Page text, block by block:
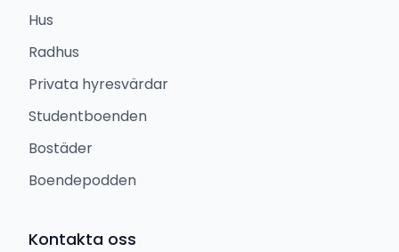
Hus
Radhus
Privata hyresvärdar
Studentboenden
Bostäder
Boendepodden
Kontakta oss